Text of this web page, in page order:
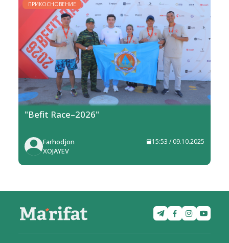
ПРИКОСНОВЕНИЕ
"Befit Race–2026"
Farhodjon
XOJAYEV
15:53 / 09.10.2025